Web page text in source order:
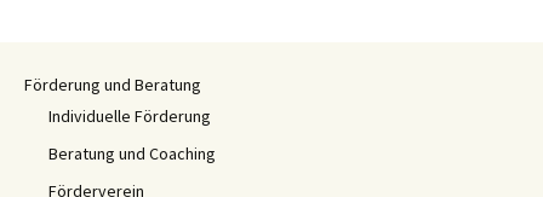
Förderung und Beratung
Individuelle Förderung
Beratung und Coaching
Förderverein